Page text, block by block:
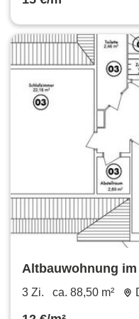
Altbauwohnung
3 Zi. ca. 88,50 m²